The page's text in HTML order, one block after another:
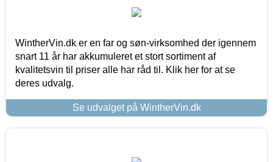
WintherVin.dk er en far og søn-virksomhed der igennem
snart 11 år har akkumuleret et stort sortiment af
kvalitetsvin til priser alle har råd til. Klik her for at se
deres udvalg.
Se udvalget på WintherVin.dk